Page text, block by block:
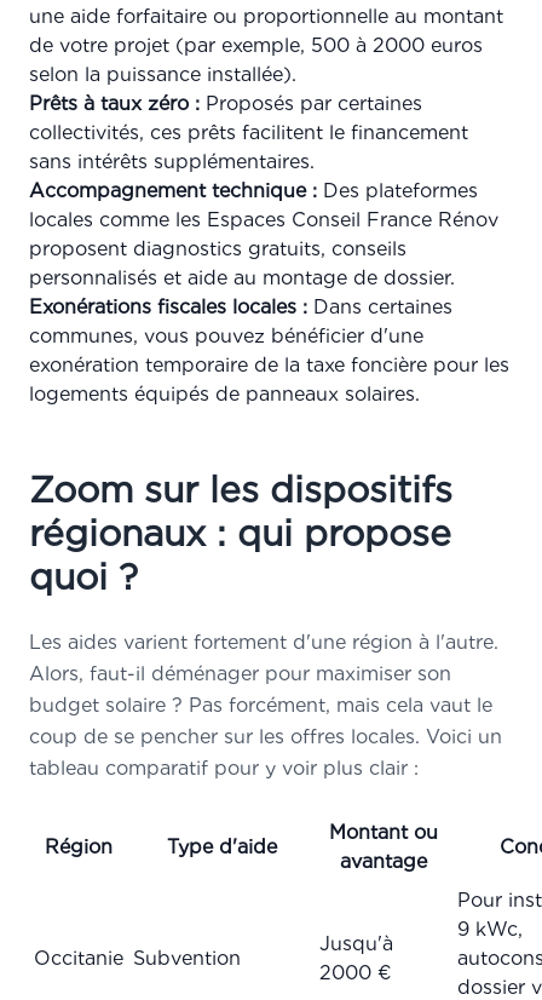
une aide forfaitaire ou proportionnelle au montant
de votre projet (par exemple, 500 à 2000 euros
selon la puissance installée).
Prêts à taux zéro : Proposés par certaines
collectivités, ces prêts facilitent le financement
sans intérêts supplémentaires.
Accompagnement technique : Des plateformes
locales comme les Espaces Conseil France Rénov
proposent diagnostics gratuits, conseils
personnalisés et aide au montage de dossier.
Exonérations fiscales locales : Dans certaines
communes, vous pouvez bénéficier d'une
exonération temporaire de la taxe foncière pour les
logements équipés de panneaux solaires.
Zoom sur les dispositifs
régionaux : qui propose
quoi ?
Les aides varient fortement d'une région à l'autre.
Alors, faut-il déménager pour maximiser son
budget solaire ? Pas forcément, mais cela vaut le
coup de se pencher sur les offres locales. Voici un
tableau comparatif pour y voir plus clair :
Région Type d'aide
Montant ou
avantage
Occitanie Subvention
Jusqu'à
2000 €
Pour
9 kWc,
dossier